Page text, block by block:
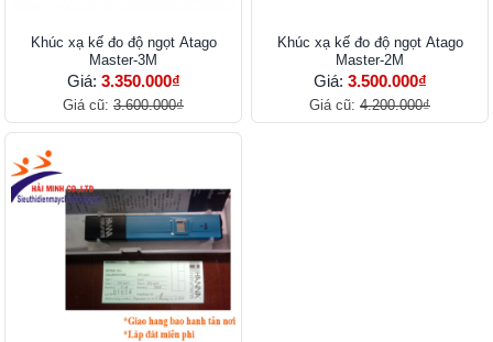
Khúc xạ kế đo độ ngọt Atago
Master-3M
Giá: 3.350.000₫
Giá cũ: 3.600.000₫
Khúc xạ kế đo độ ngọt Atago
Master-2M
Giá: 3.500.000₫
Giá cũ: 4.200.000₫